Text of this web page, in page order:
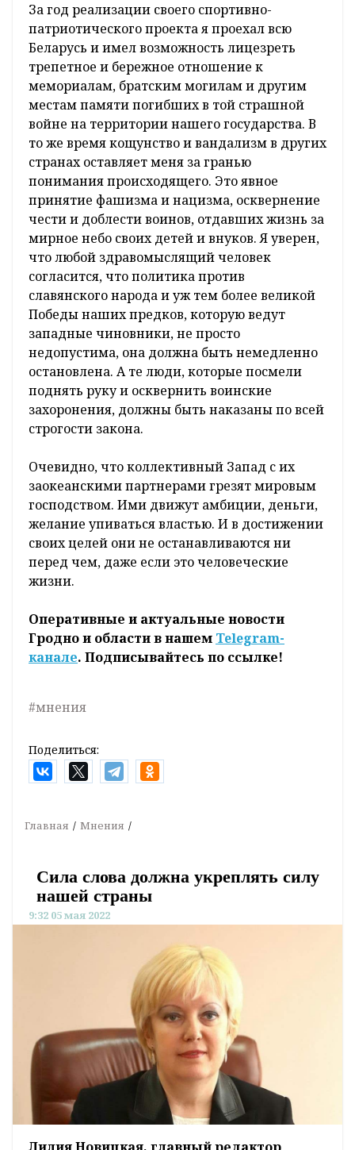
За год реализации своего спортивно-
патриотического проекта я проехал всю
Беларусь и имел возможность лицезреть
трепетное и бережное отношение к
мемориалам, братским могилам и другим
местам памяти погибших в той страшной
войне на территории нашего государства. В
то же время кощунство и вандализм в других
странах оставляет меня за гранью
понимания происходящего. Это явное
принятие фашизма и нацизма, осквернение
чести и доблести воинов, отдавших жизнь за
мирное небо своих детей и внуков. Я уверен,
что любой здравомыслящий человек
согласится, что политика против
славянского народа и уж тем более великой
Победы наших предков, которую ведут
западные чиновники, не просто
недопустима, она должна быть немедленно
остановлена. А те люди, которые посмели
поднять руку и осквернить воинские
захоронения, должны быть наказаны по всей
строгости закона.
Очевидно, что коллективный Запад с их
заокеанскими партнерами грезят мировым
господством. Ими движут амбиции, деньги,
желание упиваться властью. И в достижении
своих целей они не останавливаются ни
перед чем, даже если это человеческие
жизни.
Оперативные и актуальные новости
Гродно и области в нашем Telegram-
канале. Подписывайтесь по ссылке!
#мнения
Поделиться:
Главная Мнения
Сила слова должна укреплять силу
нашей страны
9:32 05 мая 2022